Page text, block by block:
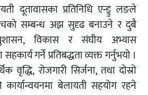
दूतावासका प्रतिनिधि एन्ड्रु लङले
सम्बन्ध अझ सुदृढ बनाउने र दुबै
विकास र संघीय अभ्यास
गर्ने प्रतिबद्धता व्यक्त गर्नुभयो ।
वृद्धि, रोजगारी सिर्जना, तथा दोस्रो
बेलायती सहयोग रहने